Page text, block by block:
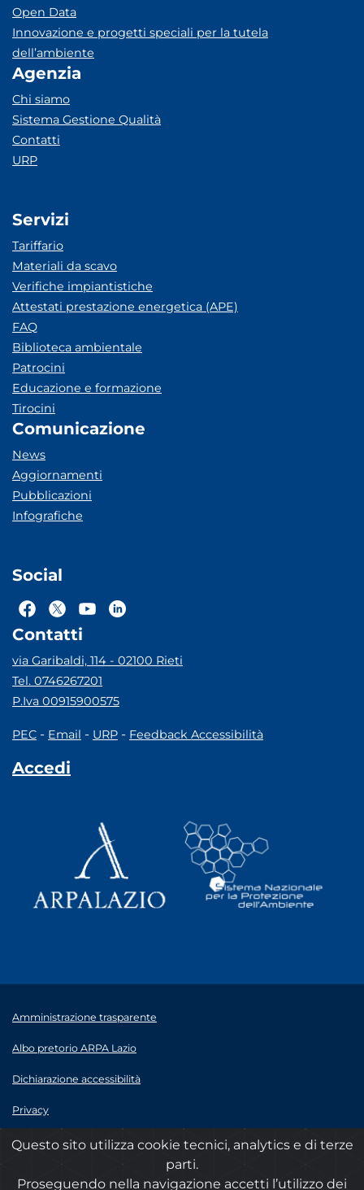
Open Data
Innovazione e progetti speciali per la tutela
dell’ambiente
Agenzia
Chi siamo
Sistema Gestione Qualità
Contatti
URP
Servizi
Tariffario
Materiali da scavo
Verifiche impiantistiche
Attestati prestazione energetica (APE)
FAQ
Biblioteca ambientale
Patrocini
Educazione e formazione
Tirocini
Comunicazione
News
Aggiornamenti
Pubblicazioni
Infografiche
Social
Contatti
via Garibaldi, 114 - 02100 Rieti
Tel. 0746267201
P.Iva 00915900575
PEC - Email - URP - Feedback Accessibilità
Accedi
Amministrazione trasparente
Albo pretorio ARPA Lazio
Dichiarazione accessibilità
Privacy
Note legali
© 2020 ARPA Lazio - P.Iva 00915900575
Questo sito utilizza cookie tecnici, analytics e di terze
parti.
Proseguendo nella navigazione accetti l’utilizzo dei